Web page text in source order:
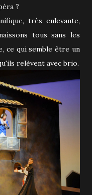
?
très enlevante,
tous sans les
ce qui semble être un
relèvent avec brio.